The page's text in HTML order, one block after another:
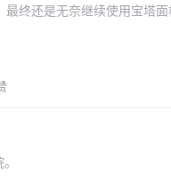
还是无奈继续使用宝塔面